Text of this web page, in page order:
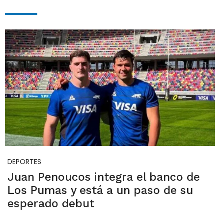
DEPORTES
Juan Penoucos integra el banco de
Los Pumas y está a un paso de su
esperado debut